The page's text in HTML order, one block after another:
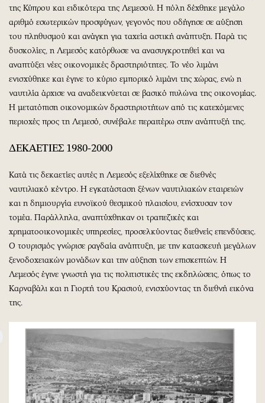
της Κύπρου και ειδικότερα της Λεμεσού. Η πόλη δέχθηκε μεγάλο
αριθμό εσωτερικών προσφύγων, γεγονός που οδήγησε σε αύξηση
του πληθυσμού και ανάγκη για ταχεία αστική ανάπτυξη. Παρά τις
δυσκολίες, η Λεμεσός κατόρθωσε να ανασυγκροτηθεί και να
αναπτύξει νέες οικονομικές δραστηριότητες. Το νέο λιμάνι
ενισχύθηκε και έγινε το κύριο εμπορικό λιμάνι της χώρας, ενώ η
ναυτιλία άρχισε να αναδεικνύεται σε βασικό πυλώνα της οικονομίας.
Η μετατόπιση οικονομικών δραστηριοτήτων από τις κατεχόμενες
περιοχές προς τη Λεμεσό, συνέβαλε περαιτέρω στην ανάπτυξή της.
ΔΕΚΑΕΤΙΕΣ 1980-2000
Κατά τις δεκαετίες αυτές η Λεμεσός εξελίχθηκε σε διεθνές
ναυτιλιακό κέντρο. Η εγκατάσταση ξένων ναυτιλιακών εταιρειών
και η δημιουργία ευνοϊκού θεσμικού πλαισίου, ενίσχυσαν τον
τομέα. Παράλληλα, αναπτύχθηκαν οι τραπεζικές και
χρηματοοικονομικές υπηρεσίες, προσελκύοντας διεθνείς επενδύσεις.
Ο τουρισμός γνώρισε ραγδαία ανάπτυξη, με την κατασκευή μεγάλων
ξενοδοχειακών μονάδων και την αύξηση των επισκεπτών. Η
Λεμεσός έγινε γνωστή για τις πολιτιστικές της εκδηλώσεις, όπως το
Καρναβάλι και η Γιορτή του Κρασιού, ενισχύοντας τη διεθνή εικόνα
της.